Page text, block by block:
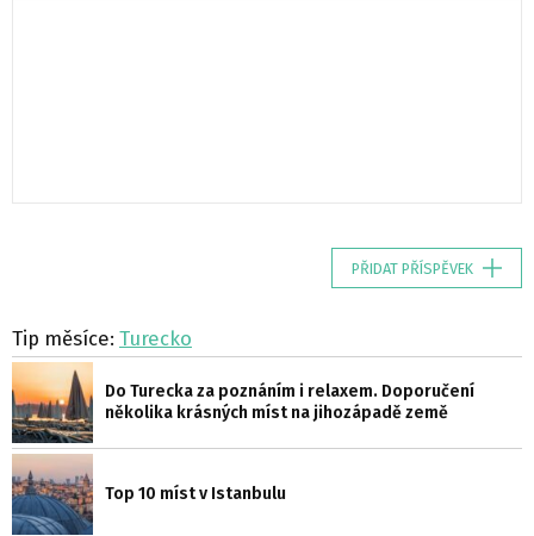
PŘIDAT PŘÍSPĚVEK
Tip měsíce: Turecko
Do Turecka za poznáním i relaxem. Doporučení
několika krásných míst na jihozápadě země
Top 10 míst v Istanbulu